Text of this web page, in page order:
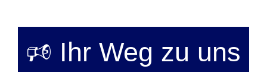
🕫 Ihr Weg zu uns